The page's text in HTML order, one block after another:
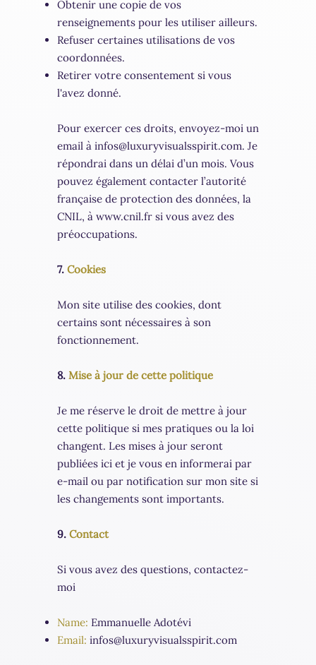
Obtenir une copie de vos
renseignements pour les utiliser ailleurs.
Refuser certaines utilisations de vos
coordonnées.
Retirer votre consentement si vous
l'avez donné.
Pour exercer ces droits, envoyez-moi un
email à infos@luxuryvisualsspirit.com. Je
répondrai dans un délai d’un mois. Vous
pouvez également contacter l’autorité
française de protection des données, la
CNIL, à www.cnil.frsi vous avez des
préoccupations.
7. Cookies
Mon site utilise des cookies, dont
certains sont nécessaires à son
fonctionnement.
8. Mise à jour de cette politique
Je me réserve le droit de mettre à jour
cette politique si mes pratiques ou la loi
changent. Les mises à jour seront
publiées ici et je vous en informerai par
e-mail ou par notification sur mon site si
les changements sont importants.
9. Contact
Si vous avez des questions, contactez-
moi
Name: Emmanuelle Adotévi
Email: infos@luxuryvisualsspirit.com